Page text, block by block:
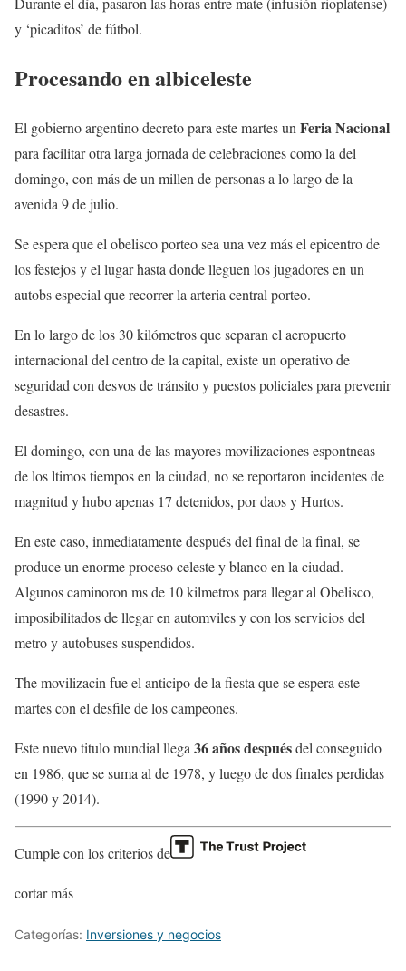
y ‘picaditos’ de fútbol.
Procesando en albiceleste
El gobierno argentino decreto para este martes unFeria Nacional
para facilitar otra larga jornada de celebraciones como la del
domingo, con más de un millen de personas a lo largo de la
avenida 9 de julio.
Se espera que el obelisco porteo sea una vez más el epicentro de
los festejos y el lugar hasta donde lleguen los jugadores en un
autobs especial que recorrer la arteria central porteo.
En lo largo de los 30 kilómetros que separan el aeropuerto
internacional del centro de la capital, existe un operativo de
seguridad con desvos de tránsito y puestos policiales para prevenir
desastres.
El domingo, con una de las mayores movilizaciones espontneas
de los ltimos tiempos en la ciudad, no se reportaron incidentes de
magnitud y hubo apenas 17 detenidos, por daos y Hurtos.
En este caso, inmediatamente después del final de la final, se
produce un enorme proceso celeste y blanco en la ciudad.
Algunos caminoron ms de 10 kilmetros para llegar al Obelisco,
imposibilitados de llegar en automviles y con los servicios del
metro y autobuses suspendidos.
The movilizacin fue el anticipo de la fiesta que se espera este
martes con el desfile de los campeones.
Este nuevo titulo mundial llega36 años despuésdel conseguido
en 1986, que se suma al de 1978, y luego de dos finales perdidas
(1990 y 2014).
Cumple con los criterios de
cortar más
Categorías: Inversiones y negocios